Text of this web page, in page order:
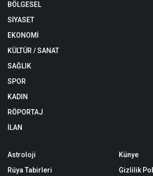
BÖLGESEL
SİYASET
EKONOMİ
KÜLTÜR / SANAT
SAĞLIK
SPOR
KADIN
RÖPORTAJ
İLAN
Astroloji
Rüya Tabirleri
Künye
Gizlilik